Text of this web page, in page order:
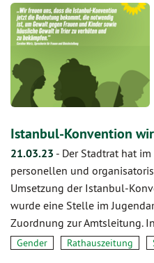
Istanbul-Konvention
21.03.23 - Der Stadtrat hat
personellen und
Umsetzung der Istanbul-
wurde eine Stelle im
Zuordnung zur Amtsleitung.
Gender Rathauszeitung